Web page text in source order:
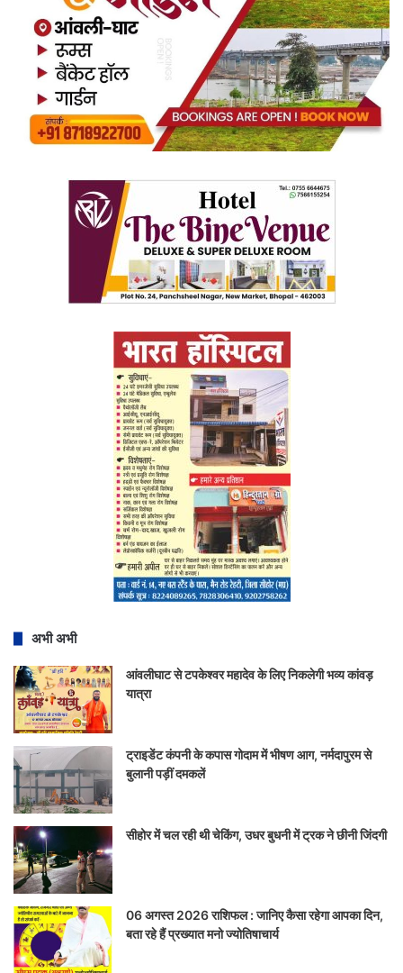
अभी अभी
आंवलीघाट से टपकेश्वर महादेव के लिए निकलेगी भव्य कांवड़
यात्रा
ट्राइडेंट कंपनी के कपास गोदाम में भीषण आग, नर्मदापुरम से
बुलानी पड़ीं दमकलें
सीहोर में चल रही थी चेकिंग, उधर बुधनी में ट्रक ने छीनी जिंदगी
06 अगस्त 2026 राशिफल : जानिए कैसा रहेगा आपका दिन,
बता रहे हैं प्रख्यात मनो ज्योतिषाचार्य